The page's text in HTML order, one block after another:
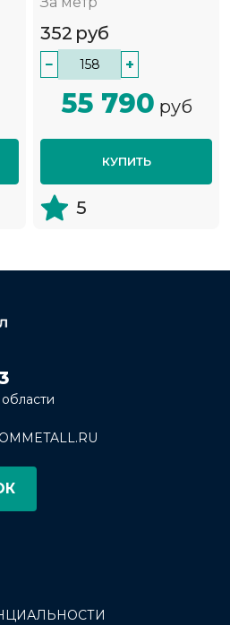
352 руб
− +
55 790 руб
КУПИТЬ
5